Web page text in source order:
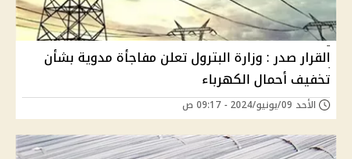
القرار صدر : وزارة البترول تعلن مفاجأة مدوية بشأن
تخفيف أحمال الكهرباء
الأحد 09/يونيو/2024 - 09:17 ص